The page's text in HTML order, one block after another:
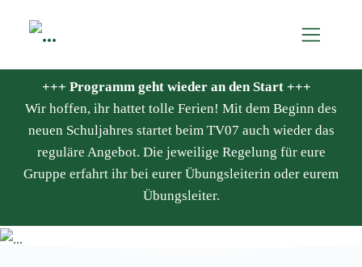
+++ Programm geht wieder an den Start +++
Wir hoffen, ihr hattet tolle Ferien! Mit dem Beginn des
neuen Schuljahres startet beim TV07 auch wieder das
reguläre Angebot. Die jeweilige Regelung für eure
Gruppe erfahrt ihr bei eurer Übungsleiterin oder eurem
Übungsleiter.